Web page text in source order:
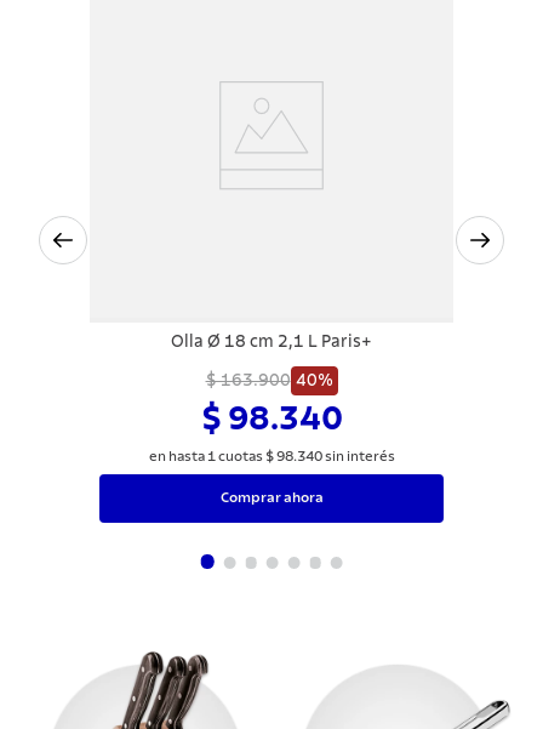
Olla Ø 18 cm 2,1 L Paris+
$ 163.900 40%
$ 98.340
en hasta 1 cuotas $ 98.340sin interés
Comprar ahora